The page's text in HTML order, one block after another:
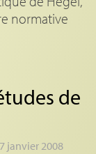
normative
de
janvier 2008